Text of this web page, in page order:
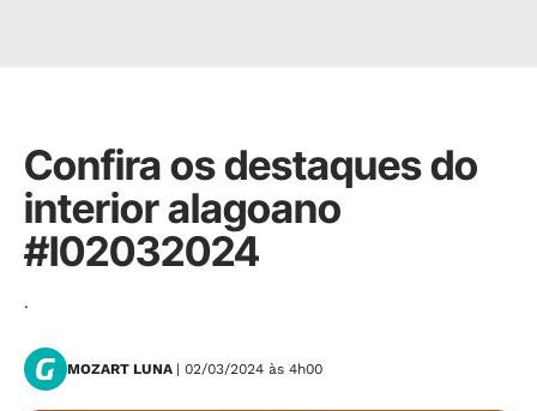
Confira os destaques do
interior alagoano
#I02032024
.
MOZART LUNA | 02/03/2024 às 4h00